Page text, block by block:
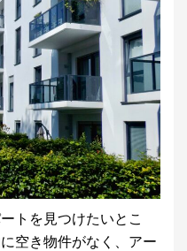
トを見つけたいとこ
空き物件がなく、アー